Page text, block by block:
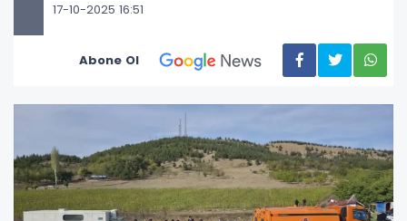
17-10-2025 16:51
Abone Ol